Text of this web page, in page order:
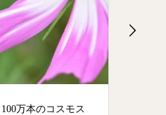
万本のコスモス